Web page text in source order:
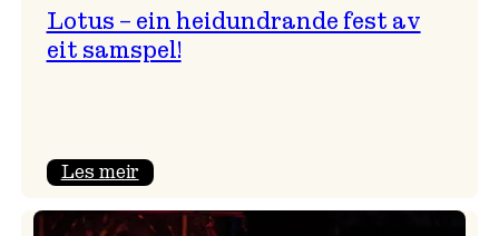
Lotus – ein heidundrande fest av
eit samspel!
Les meir:
–